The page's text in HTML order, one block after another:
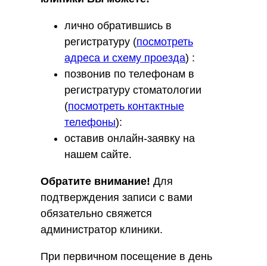
лично обратившись в
регистратуру (посмотреть
адреса и схему проезда) :
позвонив по телефонам в
регистратуру стоматологии
(посмотреть контактные
телефоны):
оставив онлайн-заявку на
нашем сайте.
Обратите внимание! Для
подтверждения записи с вами
обязательно свяжется
администратор клиники.
При первичном посещение в день